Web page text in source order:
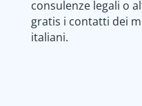
consulenze legali o
gratis i contatti dei
italiani.